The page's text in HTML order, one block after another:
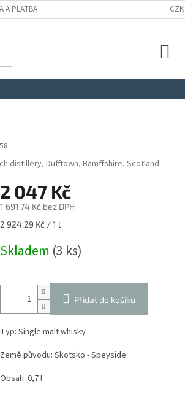
A PLATBA CZK
distillery, Dufftown, Bamffshire, Scotland
2 047 Kč
1 691,74 Kč bez DPH
Měrná
2 924,29 Kč / 1 l
Skladem (3 ks)
Přidat do košíku
Typ: Single malt whisky
Země původu: Skotsko - Speyside
Obsah: 0,7 l